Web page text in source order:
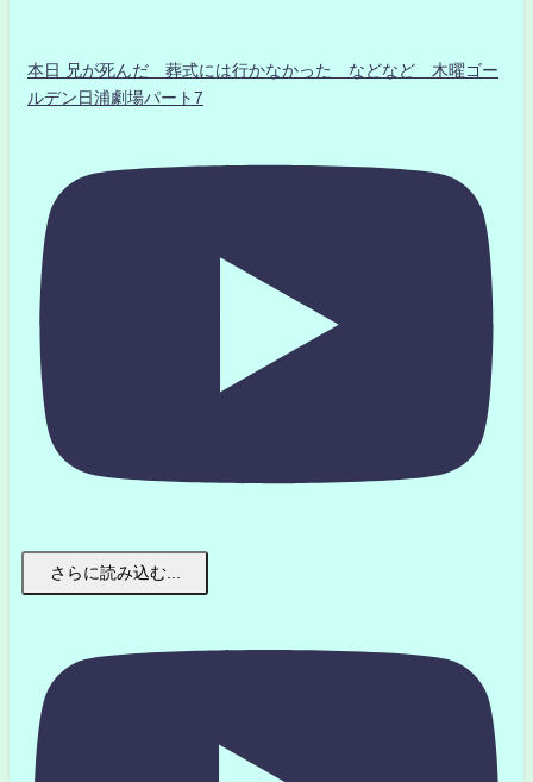
本日 兄が死んだ 葬式には行かなかった などなど 木曜ゴー
ルデン日浦劇場パート7
さらに読み込む...